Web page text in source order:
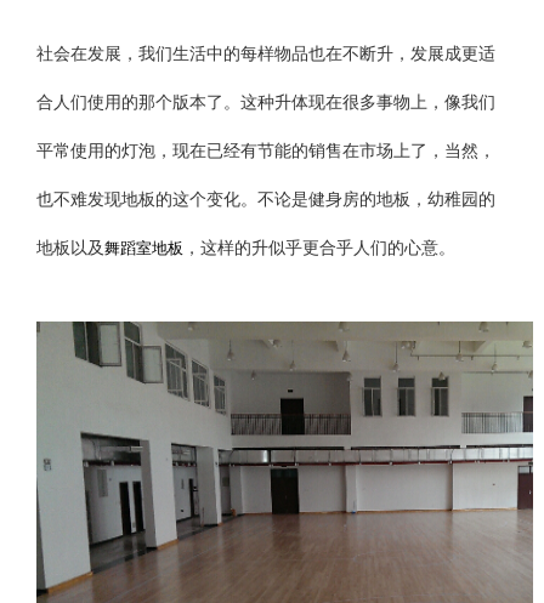
社会在发展，我们生活中的每样物品也在不断升，发展成更适
合人们使用的那个版本了。这种升体现在很多事物上，像我们
平常使用的灯泡，现在已经有节能的销售在市场上了，当然，
也不难发现地板的这个变化。不论是健身房的地板，幼稚园的
地板以及舞蹈室地板 ，这样的升似乎更合乎人们的心意。